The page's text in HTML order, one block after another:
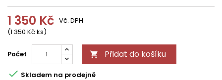
1 350 Kč
(1 350 Kč ks)
Vč. DPH
Počet  Přidat do košíku
 Skladem na prodejně